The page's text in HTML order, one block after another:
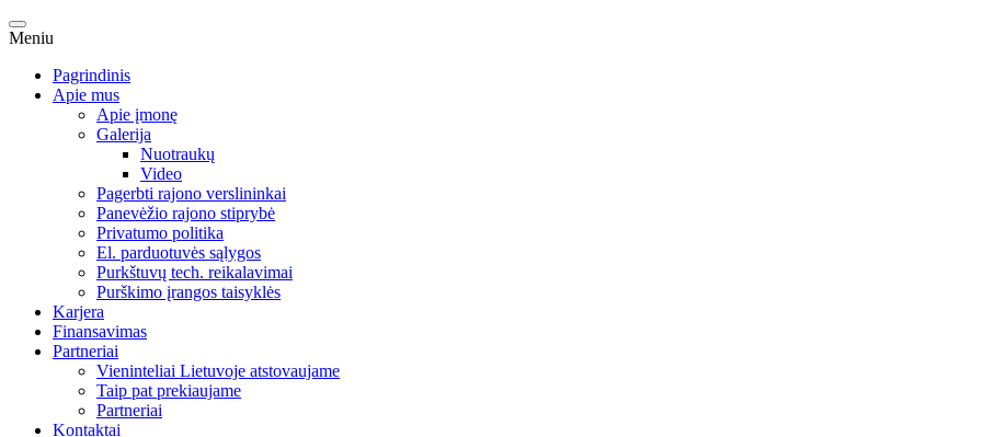
Meniu
Pagrindinis
Apie mus
Apie įmonę
Galerija
Nuotraukų
Video
Pagerbti rajono verslininkai
Panevėžio rajono stiprybė
Privatumo politika
El. parduotuvės sąlygos
Purkštuvų tech. reikalavimai
Purškimo įrangos taisyklės
Karjera
Finansavimas
Partneriai
Vieninteliai Lietuvoje atstovaujame
Taip pat prekiaujame
Partneriai
Kontaktai